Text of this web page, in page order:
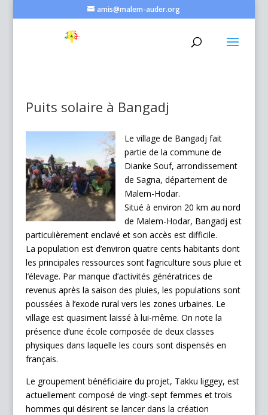
amis@malem-auder.org
Puits solaire à Bangadj
Le village de Bangadj fait
partie de la commune de
Dianke Souf, arrondissement
de Sagna, département de
Malem-Hodar.
Situé à environ 20 km au nord
de Malem-Hodar, Bangadj est
particulièrement enclavé et son accès est difficile.
La population est d’environ quatre cents habitants dont
les principales ressources sont l’agriculture sous pluie et
l’élevage. Par manque d’activités génératrices de
revenus après la saison des pluies, les populations sont
poussées à l’exode rural vers les zones urbaines. Le
village est quasiment laissé à lui-même. On note la
présence d‘une école composée de deux classes
physiques dans laquelle les cours sont dispensés en
français.
Le groupement bénéficiaire du projet, Takku liggey, est
actuellement composé de vingt-sept femmes et trois
hommes qui désirent se lancer dans la création